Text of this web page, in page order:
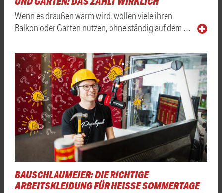
Wenn es draußen warm wird, wollen viele ihren
Balkon oder Garten nutzen, ohne ständig auf dem …
BAUSCHLAUMEIER: DIE RICHTIGE
ARBEITSKLEIDUNG FÜR HEISSE SOMMERTAGE